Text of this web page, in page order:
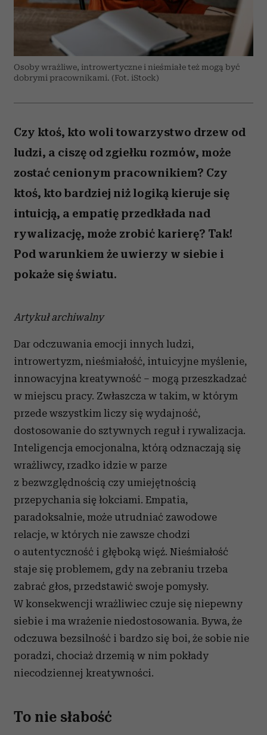
Osoby wrażliwe, introwertyczne i nieśmiałe też mogą być
dobrymi pracownikami. (Fot. iStock)
Czy ktoś, kto woli towarzystwo drzew od
ludzi, a ciszę od zgiełku rozmów, może
zostać cenionym pracownikiem? Czy
ktoś, kto bardziej niż logiką kieruje się
intuicją, a empatię przedkłada nad
rywalizację, może zrobić karierę? Tak!
Pod warunkiem że uwierzy w siebie i
pokaże się światu.
Artykuł archiwalny
Dar odczuwania emocji innych ludzi,
introwertyzm, nieśmiałość, intuicyjne myślenie,
innowacyjna kreatywność – mogą przeszkadzać
w miejscu pracy. Zwłaszcza w takim, w którym
przede wszystkim liczy się wydajność,
dostosowanie do sztywnych reguł i rywalizacja.
Inteligencja emocjonalna, którą odznaczają się
wrażliwcy, rzadko idzie w parze
z bezwzględnością czy umiejętnością
przepychania się łokciami. Empatia,
paradoksalnie, może utrudniać zawodowe
relacje, w których nie zawsze chodzi
o autentyczność i głęboką więź. Nieśmiałość
staje się problemem, gdy na zebraniu trzeba
zabrać głos, przedstawić swoje pomysły.
W konsekwencji wrażliwiec czuje się niepewny
siebie i ma wrażenie niedostosowania. Bywa, że
odczuwa bezsilność i bardzo się boi, że sobie nie
poradzi, chociaż drzemią w nim pokłady
niecodziennej kreatywności.
To nie słabość